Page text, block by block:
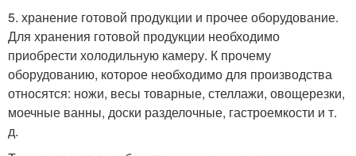
5. хранение готовой продукции и прочее оборудование.
Для хранения готовой продукции необходимо
приобрести холодильную камеру. К прочему
оборудованию, которое необходимо для производства
относятся: ножи, весы товарные, стеллажи, овощерезки,
моечные ванны, доски разделочные, гастроемкости и т.
д.